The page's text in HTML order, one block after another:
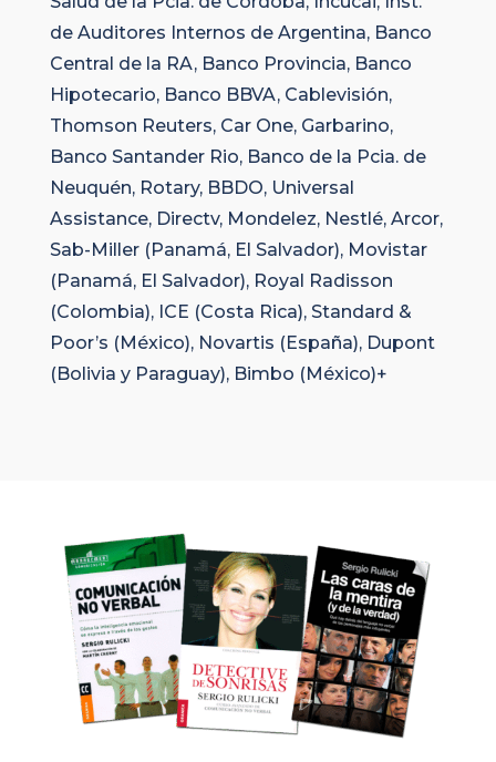
de Auditores Internos de Argentina, Banco
Central de la RA, Banco Provincia, Banco
Hipotecario, Banco BBVA, Cablevisión,
Thomson Reuters, Car One, Garbarino,
Banco Santander Rio, Banco de la Pcia. de
Neuquén, Rotary, BBDO, Universal
Assistance, Directv, Mondelez, Nestlé, Arcor,
Sab-Miller (Panamá, El Salvador), Movistar
(Panamá, El Salvador), Royal Radisson
(Colombia), ICE (Costa Rica), Standard &
Poor’s (México), Novartis (España), Dupont
(Bolivia y Paraguay), Bimbo (México)+